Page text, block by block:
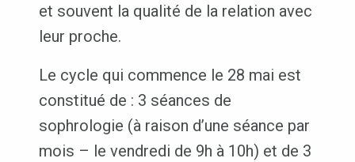
et souvent la qualité de la relation avec
leur proche.
Le cycle qui commence le 28 mai est
constitué de : 3 séances de
sophrologie (à raison d’une séance par
mois – le vendredi de 9h à 10h) et de 3